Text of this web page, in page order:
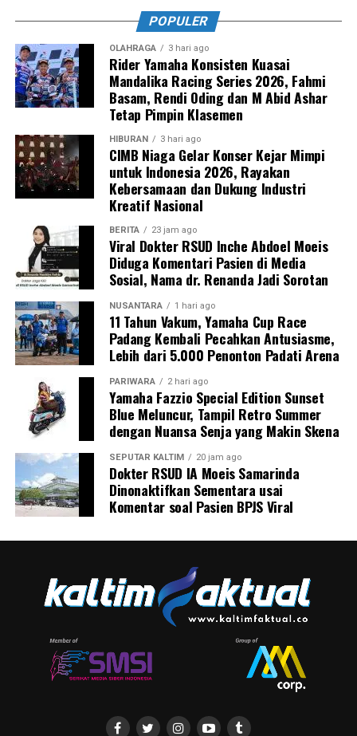
POPULER
OLAHRAGA 3 hari ago
Rider Yamaha Konsisten Kuasai
Mandalika Racing Series 2026, Fahmi
Basam, Rendi Oding dan M Abid Ashar
Tetap Pimpin Klasemen
HIBURAN 3 hari ago
CIMB Niaga Gelar Konser Kejar Mimpi
untuk Indonesia 2026, Rayakan
Kebersamaan dan Dukung Industri
Kreatif Nasional
BERITA 23 jam ago
Viral Dokter RSUD Inche Abdoel Moeis
Diduga Komentari Pasien di Media
Sosial, Nama dr. Renanda Jadi Sorotan
NUSANTARA 1 hari ago
11 Tahun Vakum, Yamaha Cup Race
Padang Kembali Pecahkan Antusiasme,
Lebih dari 5.000 Penonton Padati Arena
PARIWARA 2 hari ago
Yamaha Fazzio Special Edition Sunset
Blue Meluncur, Tampil Retro Summer
dengan Nuansa Senja yang Makin Skena
SEPUTAR KALTIM 20 jam ago
Dokter RSUD IA Moeis Samarinda
Dinonaktifkan Sementara usai
Komentar soal Pasien BPJS Viral